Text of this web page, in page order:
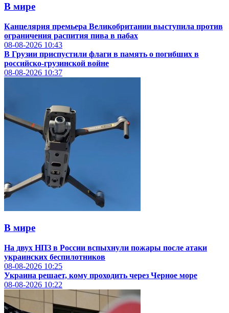
В мире
Канцелярия премьера Великобритании выступила против
ограничения распития пива в пабах
08-08-2026 10:43
В Грузии приспустили флаги в память о погибших в
российско-грузинской войне
08-08-2026 10:37
В мире
На двух НПЗ в России вспыхнули пожары после атаки
украинских беспилотников
08-08-2026 10:25
Украина решает, кому проходить через Черное море
08-08-2026 10:22